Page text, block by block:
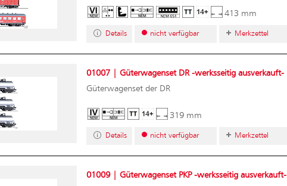
413 mm
Details nicht verfügbar Merkzettel
01007 | Güterwagenset DR -werksseitig ausverkauft-
Güterwagenset der DR
319 mm
Details nicht verfügbar Merkzettel
01009 | Güterwagenset PKP -werksseitig ausverkauft-